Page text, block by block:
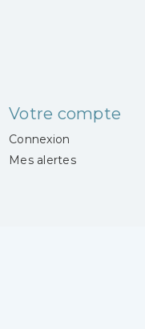
Votre compte
Connexion
Mes alertes